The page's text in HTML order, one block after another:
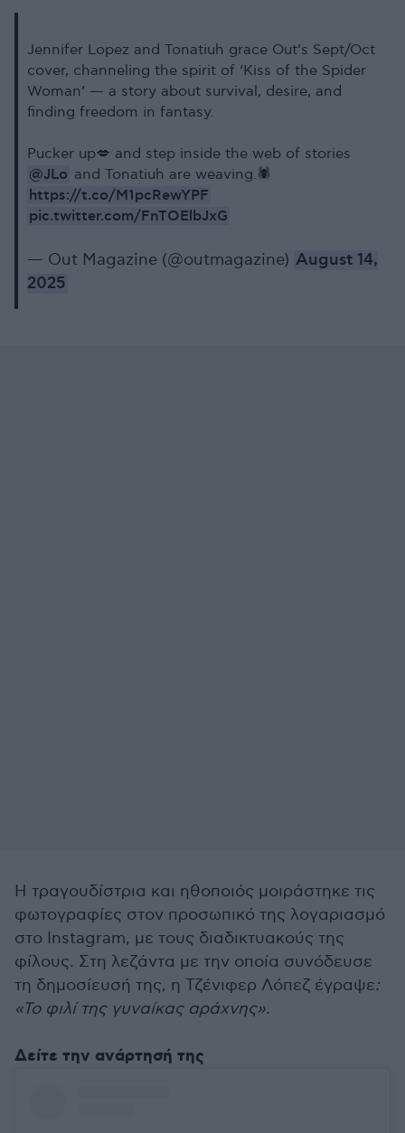
Jennifer Lopez and Tonatiuh grace Out’s Sept/Oct
cover, channeling the spirit of ‘Kiss of the Spider
Woman’ — a story about survival, desire, and
finding freedom in fantasy.
Pucker up💋 and step inside the web of stories
@JLo and Tonatiuh are weaving.🕷️
https://t.co/M1pcRewYPF
pic.twitter.com/FnTOElbJxG
— Out Magazine (@outmagazine) August 14,
2025
Η τραγουδίστρια και ηθοποιός μοιράστηκε τις
φωτογραφίες στον προσωπικό της λογαριασμό
στο Instagram, με τους διαδικτυακούς της
φίλους. Στη λεζάντα με την οποία συνόδευσε
τη δημοσίευσή της, η Τζένιφερ Λόπεζ έγραψε:
«Το φιλί της γυναίκας αράχνης».
Δείτε την ανάρτησή της